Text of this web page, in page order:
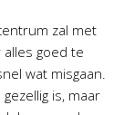
zal met
goed te
wat misgaan.
is, maar